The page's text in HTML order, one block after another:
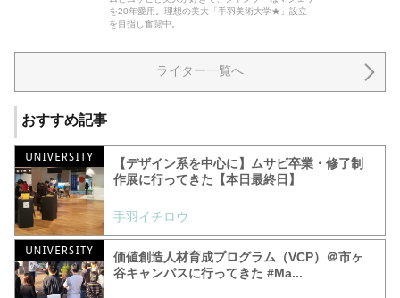
を20年愛用。理想の美大「手羽美術大学★」設立
を目指し奮闘中。
ライター一覧へ
おすすめ記事
【デザイン系を中心に】ムサビ卒業・修了制
作展に行ってきた【本日最終日】
手羽イチロウ
価値創造人材育成プログラム（VCP）＠市ヶ
谷キャンパスに行ってきた #Ma...